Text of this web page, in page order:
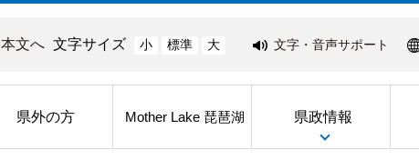
本文へ 文字サイズ 小 標準 大 文字・音声サポート
県外の方 Mother Lake 琵琶湖 県政情報